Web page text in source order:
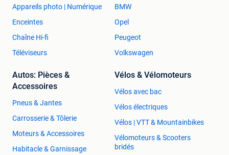
Appareils photo | Numérique
Enceintes
Chaîne Hi-fi
Téléviseurs
BMW
Opel
Peugeot
Volkswagen
Autos: Pièces &
Accessoires
Pneus & Jantes
Carrosserie & Tôlerie
Moteurs & Accessoires
Habitacle & Garnissage
Vélos & Vélomoteurs
Vélos avec bac
Vélos électriques
Vélos | VTT & Mountainbikes
Vélomoteurs & Scooters
bridés